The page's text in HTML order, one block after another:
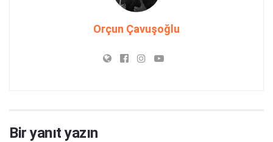
Orçun Çavuşoğlu
Bir yanıt yazın